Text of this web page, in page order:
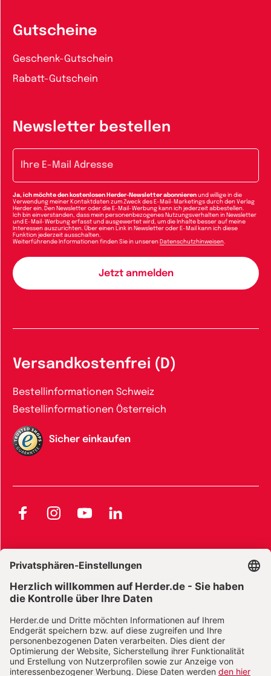
Gutscheine
Geschenk-Gutschein
Rabatt-Gutschein
Newsletter bestellen
Ja, ich möchte den kostenlosen Herder-Newsletter abonnieren und willige in die
Verwendung meiner Kontaktdaten zum Zweck des E-Mail-Marketings durch den Verlag
Herder ein. Den Newsletter oder die E-Mail-Werbung kann ich jederzeit abbestellen.
Ich bin einverstanden, dass mein personenbezogenes Nutzungsverhalten in Newsletter
und E-Mail-Werbung erfasst und ausgewertet wird, um die Inhalte besser auf meine
Interessen auszurichten. Über einen Link in Newsletter oder E-Mail kann ich diese
Funktion jederzeit ausschalten.
Weiterführende Informationen finden Sie in unseren Datenschutzhinweisen
Versandkostenfrei (D)
Bestellinformationen Schweiz
Bestellinformationen Österreich
Sicher einkaufen
FacebookInstagramYouTubeLinkedIn
Widerrufsbelehrung E-Books
Widerrufsbelehrung Zeitschriften Datenschutz
Datenschutz Social Media Barrierefreiheit
Vertrag widerrufen